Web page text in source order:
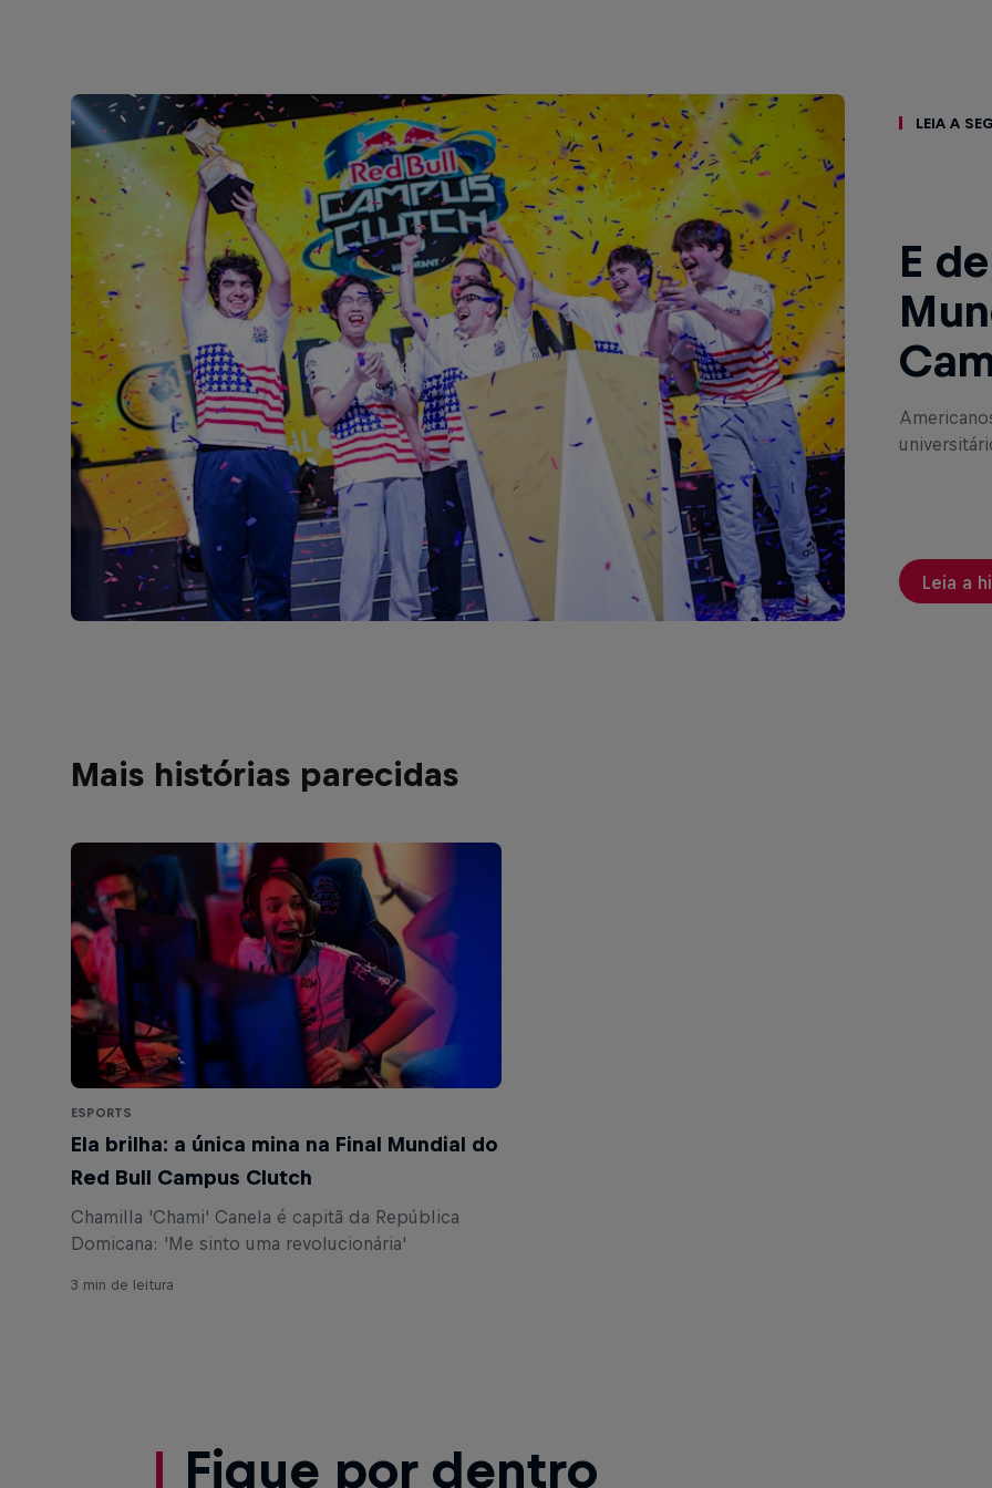
Leia a
E
Leia a
Mais histórias parecidas
ESPORTS
Ela brilha: a única mina na Final Mundial do
Red Bull Campus Clutch
Chamilla 'Chami' Canela é capitã da República
Domicana: 'Me sinto uma revolucionária'
3 min de leitura
Fique por dentro